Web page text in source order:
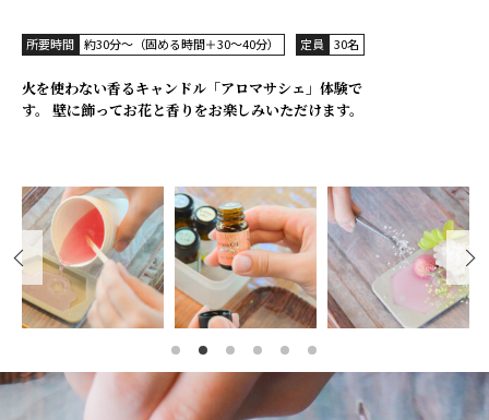
所要時間 約30分～（固める時間＋30〜40分） 定員 30名
火を使わない香るキャンドル「アロマサシェ」体験で
す。 壁に飾ってお花と香りをお楽しみいただけます。